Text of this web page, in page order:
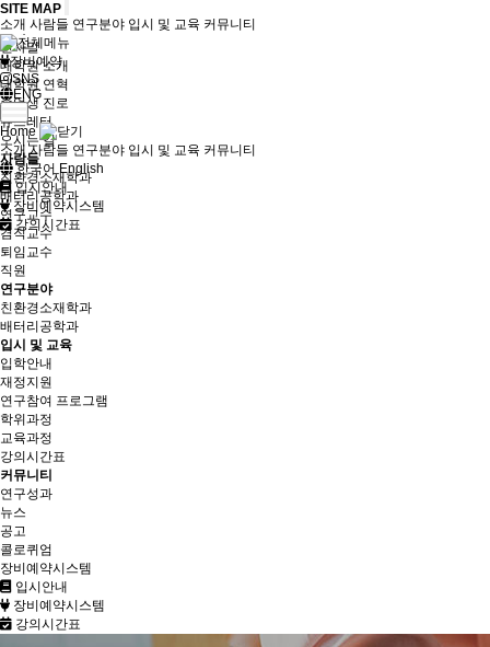
SITE MAP
소개
인사말
대학원 소개
대학원 연혁
졸업생 진로
뉴스레터
오시는 길
사람들
친환경소재학과
배터리공학과
연구교수
겸직교수
퇴임교수
직원
연구분야
친환경소재학과
배터리공학과
입시 및 교육
입학안내
재정지원
연구참여 프로그램
학위과정
교육과정
강의시간표
커뮤니티
연구성과
뉴스
공고
콜로퀴엄
장비예약시스템
입시안내
장비예약시스템
강의시간표
소개 사람들 연구분야 입시 및 교육 커뮤니티
장비예약
SNS
ENG
Home
소개 사람들 연구분야 입시 및 교육 커뮤니티
한국어 English
입시안내
장비예약시스템
강의시간표